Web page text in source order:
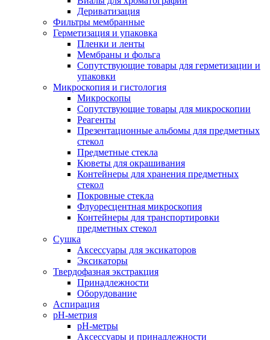
Дериватизация
Фильтры мембранные
Герметизация и упаковка
Пленки и ленты
Мембраны и фольга
Сопутствующие товары для герметизации и
упаковки
Микроскопия и гистология
Микроскопы
Сопутствующие товары для микроскопии
Реагенты
Презентационные альбомы для предметных
стекол
Предметные стекла
Кюветы для окрашивания
Контейнеры для хранения предметных
стекол
Покровные стекла
Флуоресцентная микроскопия
Контейнеры для транспортировки
предметных стекол
Сушка
Аксессуары для эксикаторов
Эксикаторы
Твердофазная экстракция
Принадлежности
Оборудование
Аспирация
pH-метрия
pH-метры
Аксессуары и принадлежности